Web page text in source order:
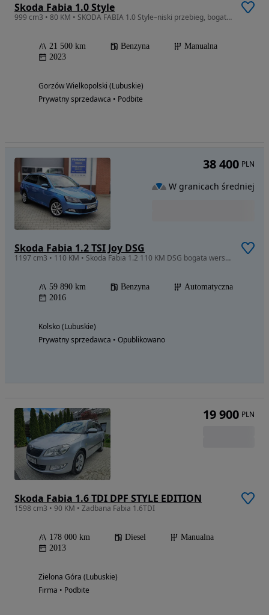
Skoda Fabia 1.0 Style
999 cm3 • 80 KM • SKODA FABIA 1.0 Style–niski przebieg, bogate wyposażenie, salon Polska
21 500 km Benzyna
Manualna
2023
Gorzów Wielkopolski (Lubuskie)
Prywatny sprzedawca • Podbite
Skoda Fabia 1.2 TSI Joy DSG
1197 cm3 • 110 KM • Skoda Fabia 1.2 110 KM DSG bogata wersja JOY
59 890 km Benzyna
Automatyczna
2016
Kolsko (Lubuskie)
Prywatny sprzedawca • Opublikowano
38 400 PLN
W granicach średniej
Skoda Fabia 1.6 TDI DPF STYLE EDITION
1598 cm3 • 90 KM • Zadbana Fabia 1.6TDI
178 000 km Diesel
Manualna
2013
Zielona Góra (Lubuskie)
Firma • Podbite
19 900 PLN